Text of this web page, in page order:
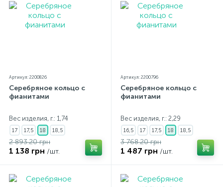
Артикул: 2200826
Серебряное кольцо с
фианитами
Вес изделия, г.: 1,74
17 17,5 18 18,5
2 893.20 грн
1 138 грн /шт.
Артикул: 2200796
Серебряное кольцо с
фианитами
Вес изделия, г.: 2,29
16,5 17 17,5 18 18,5
3 768.20 грн
1 487 грн /шт.